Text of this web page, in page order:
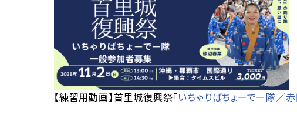
【練習用動画】首里城復興祭「いちゃりばちょーでー隊／